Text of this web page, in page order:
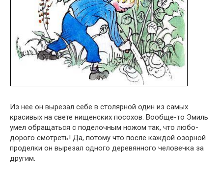
Из нее он вырезал себе в столярной один из самых
красивых на свете нищенских посохов. Вообще-то Эмиль
умел обращаться с поделочным ножом так, что любо-
дорого смотреть! Да, потому что после каждой озорной
проделки он вырезал одного деревянного человечка за
другим.